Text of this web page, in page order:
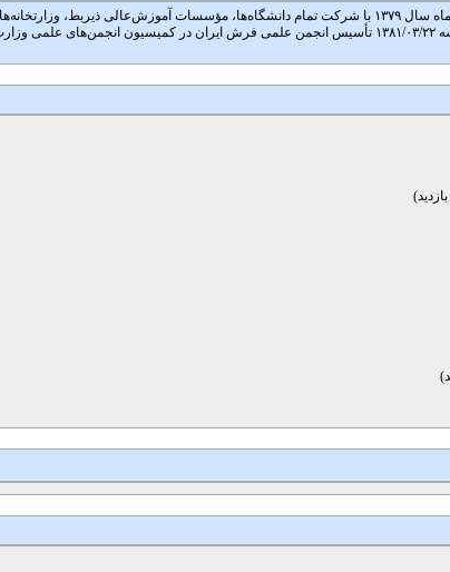
در نخستین همایش ملی فرش در آموزش عالی که در مهرماه سال ۱۳۷۹ با شرکت تمام
)
)